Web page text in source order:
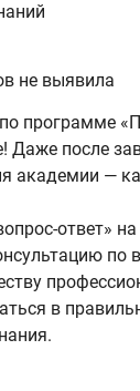
не выявила
программе
Даже после
академии —
ответ»
в